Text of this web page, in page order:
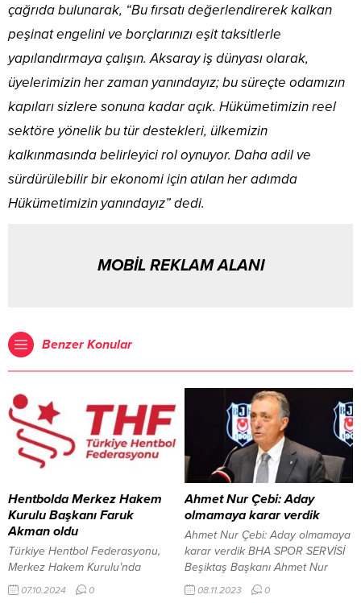
çağrıda bulunarak, “Bu fırsatı değerlendirerek kalkan
peşinat engelini ve borçlarınızı eşit taksitlerle
yapılandırmaya çalışın. Aksaray iş dünyası olarak,
üyelerimizin her zaman yanındayız; bu süreçte odamızın
kapıları sizlere sonuna kadar açık. Hükümetimizin reel
sektöre yönelik bu tür destekleri, ülkemizin
kalkınmasında belirleyici rol oynuyor. Daha adil ve
sürdürülebilir bir ekonomi için atılan her adımda
Hükümetimizin yanındayız” dedi.
MOBİL REKLAM ALANI
Benzer Konular
Hentbolda Merkez Hakem
Kurulu Başkanı Faruk
Akman oldu
Türkiye Hentbol Federasyonu,
Merkez Hakem Kurulu’nda
yapılan yeni atamaları duyurdu. 7
Ekim 2024, 17:46 yayınlandı
07.10.2024 0
Ahmet Nur Çebi: Aday
olmamaya karar verdik
Ahmet Nur Çebi: Aday olmamaya
karar verdik BHA SPOR SERVİSİ
Beşiktaş Başkanı Ahmet Nur
Çebi, Tüpraş Stadyumu’nda
basın toplantısı düzenledi.
08.11.2023 0